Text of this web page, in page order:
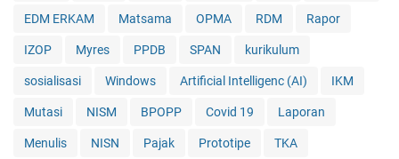
EDM ERKAM Matsama OPMA RDM Rapor
IZOP Myres PPDB SPAN kurikulum
sosialisasi Windows Artificial Intelligenc (AI) IKM
Mutasi NISM BPOPP Covid 19 Laporan
Menulis NISN Pajak Prototipe TKA